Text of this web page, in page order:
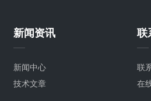
新闻资讯
新闻中心
技术文章
联
联
在